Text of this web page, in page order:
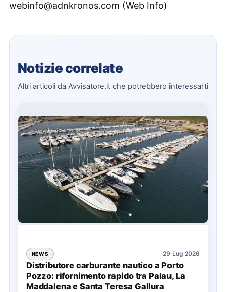
webinfo@adnkronos.com (Web Info)
Notizie correlate
Altri articoli da Avvisatore.it che potrebbero interessarti
NEWS 29 Lug 2026
Distributore carburante nautico a Porto
Pozzo: rifornimento rapido tra Palau, La
Maddalena e Santa Teresa Gallura